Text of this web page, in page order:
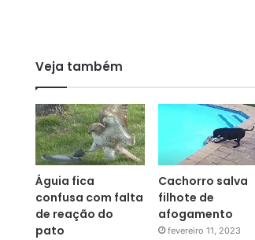
Veja também
Águia fica
confusa com falta
de reação do
pato
Cachorro salva
filhote de
afogamento
fevereiro 11, 2023